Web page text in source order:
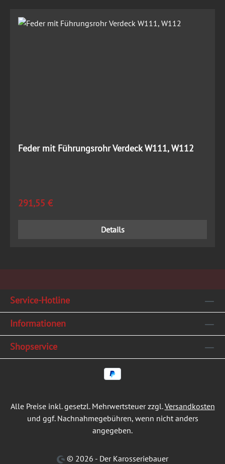
Feder mit Führungsrohr Verdeck W111, W112
Regulärer Preis:
291,55 €
Details
Service-Hotline
Informationen
Shopservice
Alle Preise inkl. gesetzl. Mehrwertsteuer zzgl.Versandkosten
und ggf. Nachnahmegebühren, wenn nicht anders
angegeben.
© 2026 - Der Karosseriebauer